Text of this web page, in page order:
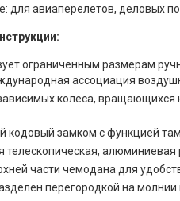
для авиаперелетов, деловых
ограниченным размерам
ассоциация
колеса, вращающихся
кодовый замком с функцией
телескопическая,
части чемодана для
перегородкой на молнии